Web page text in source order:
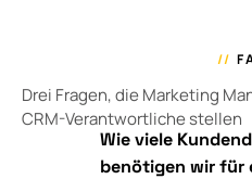
//
Drei Fragen, die Marketing
CRM-Verantwortliche stellen
Wie viele
benötigen wir für